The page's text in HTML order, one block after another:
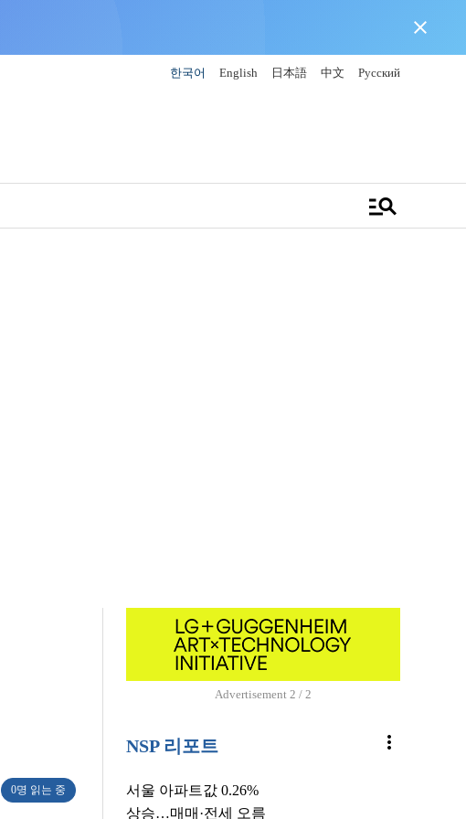
close
한국어 English 日本語 中文 Русский
manage_search
0명 읽는 중
Advertisement 1 / 2
NSP 리포트 more_vert
서울 아파트값 0.26%
상승…매매·전세 오름